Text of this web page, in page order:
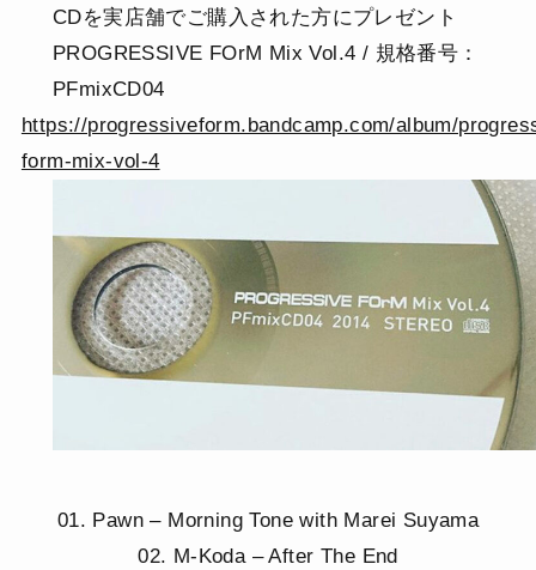
CDを実店舗でご購入された方にプレゼント
PROGRESSIVE FOrM Mix Vol.4 / 規格番号：
PFmixCD04
https://progressiveform.bandcamp.com/album/
form-mix-vol-4
01. Pawn – Morning Tone with Marei Suyama
02. M-Koda – After The End